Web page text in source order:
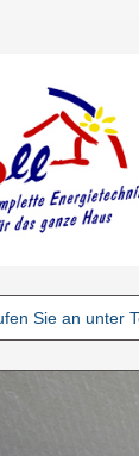
Sie an unter